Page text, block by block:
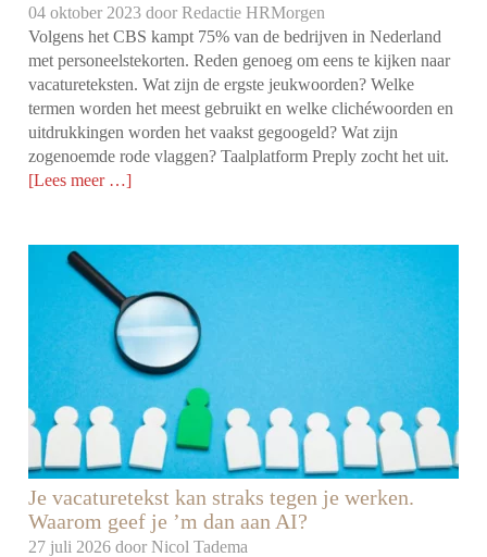
04 oktober 2023 doorRedactie HRMorgen
Volgens het CBS kampt 75% van de bedrijven in Nederland
met personeelstekorten. Reden genoeg om eens te kijken naar
vacatureteksten. Wat zijn de ergste jeukwoorden? Welke
termen worden het meest gebruikt en welke clichéwoorden en
uitdrukkingen worden het vaakst gegoogeld? Wat zijn
zogenoemde rode vlaggen? Taalplatform Preply zocht het uit.
[Lees meer …]
Je vacaturetekst kan straks tegen je werken.
Waarom geef je ’m dan aan AI?
27 juli 2026 doorNicol Tadema